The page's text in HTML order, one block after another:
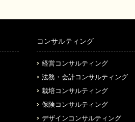
コンサルティング
経営コンサルティング
法務・会計コンサルティング
栽培コンサルティング
保険コンサルティング
デザインコンサルティング